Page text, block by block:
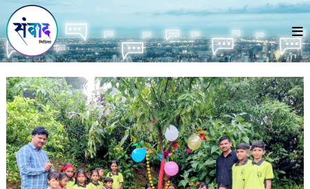
Skip
to
content